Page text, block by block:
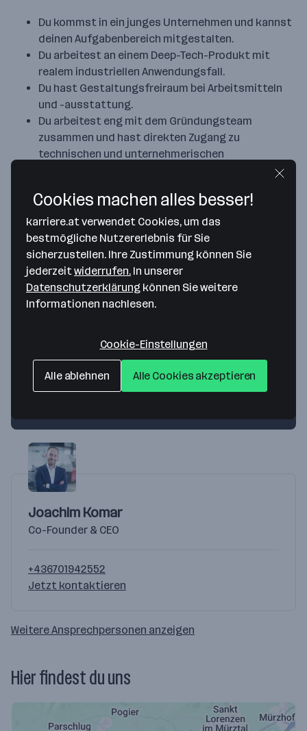
Du kommst in ein junges Unternehmen und kannst
deinen Aufgabenbereich mitgestalten.
Du arbeitest an einem Deep-Tech-Produkt mit
realem industriellen Anwendungsfall.
Du hast Gestaltungsfreiraum bei Arbeitsmitteln
und -ausstattung.
Du arbeitest eng mit dem Gründungsteam
zusammen und hast direkten Zugang zu
technischen und unternehmerischen
Aktuell keine offenen Jobs
Gesuchte Mitarbeiter*innen/Jahr
1 - 5
Ansprechpersonen
Du hast Fragen?
Joachim Komar
Co-Founder & CEO
+436701942552
Jetzt kontaktieren
Weitere Ansprechpersonen anzeigen
Hier findest du uns
Cookies machen alles besser!
karriere.at verwendet Cookies, um das
bestmögliche Nutzererlebnis für Sie
sicherzustellen. Ihre Zustimmung können Sie
jederzeitwiderrufen. In unserer
Datenschutzerklärung können Sie weitere
Informationen nachlesen.
Cookie-Einstellungen
Alle ablehnen Alle Cookies akzeptieren